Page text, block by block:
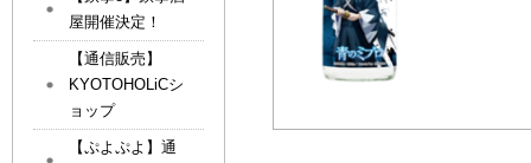
屋開催決定！
【通信販売】
KYOTOHOLiCシ
ョップ
【ぷよぷよ】通